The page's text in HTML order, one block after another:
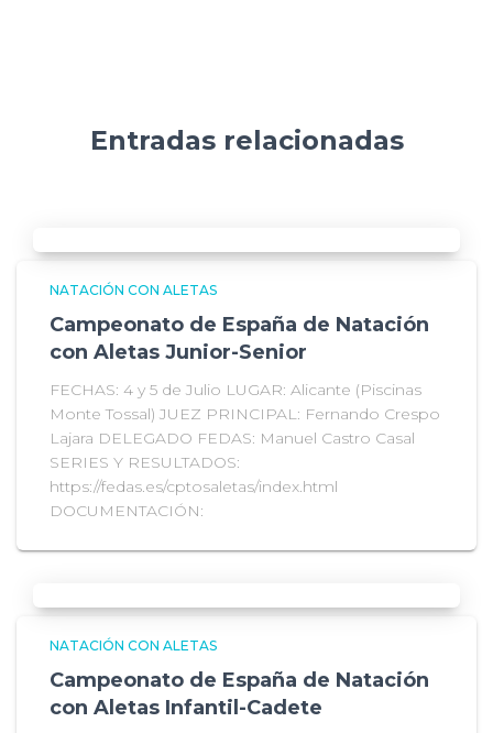
Entradas relacionadas
NATACIÓN CON ALETAS
Campeonato de España de Natación
con Aletas Junior-Senior
FECHAS: 4 y 5 de Julio LUGAR: Alicante (Piscinas
Monte Tossal) JUEZ PRINCIPAL: Fernando Crespo
Lajara DELEGADO FEDAS: Manuel Castro Casal
SERIES Y RESULTADOS:
https://fedas.es/cptosaletas/index.html
DOCUMENTACIÓN:
NATACIÓN CON ALETAS
Campeonato de España de Natación
con Aletas Infantil-Cadete